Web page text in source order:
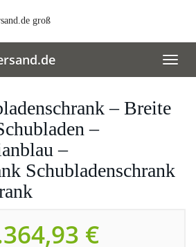
– Breite
–
–
Schubladenschrank
€